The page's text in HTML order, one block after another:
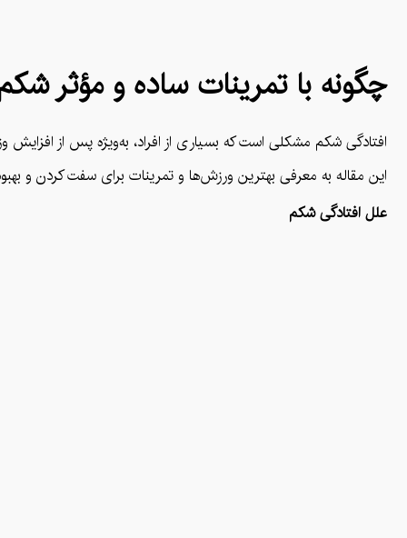
چگونه با تمرینات ساده و مؤثر
افتادگی شکم مشکلی است که بسیاری از افراد، به‌ویژه پس از افزایش
این مقاله به معرفی بهترین ورزش‌ها و تمرینات برای سفت کردن و
علل افتادگی شکم